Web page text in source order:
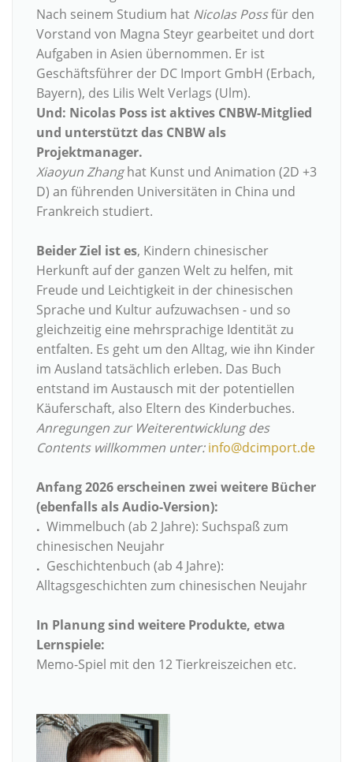
Nach seinem Studium hat Nicolas Possfür den
Vorstand von Magna Steyr gearbeitet und dort
Aufgaben in Asien übernommen. Er ist
Geschäftsführer der DC Import GmbH (Erbach,
Bayern), des Lilis Welt Verlags (Ulm).
Und: Nicolas Poss ist aktives CNBW-Mitglied
und unterstützt das CNBW als
Projektmanager.
Xiaoyun Zhanghat Kunst und Animation (2D +3
D) an führenden Universitäten in China und
Frankreich studiert.
Beider Ziel ist es, Kindern chinesischer
Herkunft auf der ganzen Welt zu helfen, mit
Freude und Leichtigkeit in der chinesischen
Sprache und Kultur aufzuwachsen - und so
gleichzeitig eine mehrsprachige Identität zu
entfalten. Es geht um den Alltag, wie ihn Kinder
im Ausland tatsächlich erleben. Das Buch
entstand im Austausch mit der potentiellen
Käuferschaft, also Eltern des Kinderbuches.
Anregungen zur Weiterentwicklung des
Contents willkommen unter: info@dcimport.de
Anfang 2026 erscheinen zwei weitere Bücher
(ebenfalls als Audio-Version):
. Wimmelbuch (ab 2 Jahre): Suchspaß zum
chinesischen Neujahr
. Geschichtenbuch (ab 4 Jahre):
Alltagsgeschichten zum chinesischen Neujahr
In Planung sind weitere Produkte, etwa
Lernspiele:
Memo-Spiel mit den 12 Tierkreiszeichen etc.